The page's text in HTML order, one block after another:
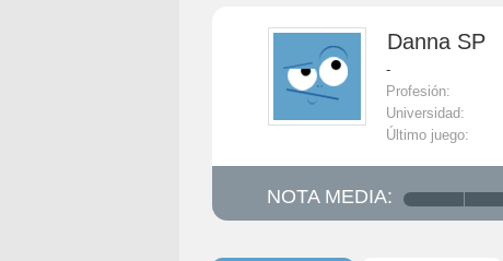
Danna SP
-
Profesión:
Universidad:
Último juego:
NOTA MEDIA: